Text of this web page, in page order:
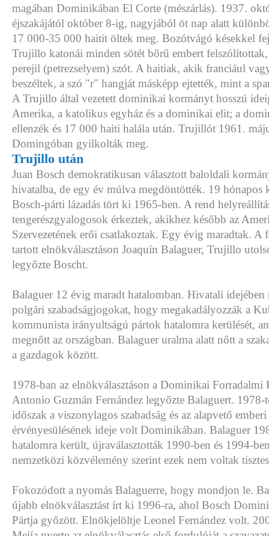
magában Dominikában El Corte (mészárlás). 1937.
éjszakájától október 8-ig, nagyjából öt nap alatt
17 000-35 000 haitit öltek meg. Bozótvágó késekkel
Trujillo katonái minden sötét bőrű embert
perejil (petrezselyem) szót. A haitiak, akik franciául
beszéltek, a szó "r" hangját másképp ejtették, mint a
A Trujillo által vezetett dominikai kormányt hosszú
Amerika, a katolikus egyház és a dominikai elit; a
ellenzék és 17 000 haiti halála után. Trujillót 1961.
Domingóban gyilkolták meg.
Trujillo után
Juan Bosch demokratikusan választott baloldali
hivatalba, de egy év múlva megdöntötték. 19 hónapos
Bosch-párti lázadás tört ki 1965-ben. A rend
tengerészgyalogosok érkeztek, akikhez később az
Szervezetének erői csatlakoztak. Egy évig maradtak. A
tartott elnökválasztáson Joaquín Balaguer, Trujillo
legyőzte Boscht.
Balaguer 12 évig maradt hatalomban. Hivatali idejében
polgári szabadságjogokat, hogy megakadályozzák a
kommunista irányultságú pártok hatalomra kerülését,
megnőtt az országban. Balaguer uralma alatt nőtt a
a gazdagok között.
1978-ban az elnökválasztáson a Dominikai Forradalmi
Antonio Guzmán Fernández legyőzte Balaguert.
időszak a viszonylagos szabadság és az alapvető
érvényesülésének ideje volt Dominikában. Balaguer
hatalomra került, újraválasztották 1990-ben és 1994-
nemzetközi közvélemény szerint ezek nem voltak
Fokozódott a nyomás Balaguerre, hogy mondjon le.
újabb elnökválasztást írt ki 1996-ra, ahol Bosch
Pártja győzött. Elnökjelöltje Leonel Fernández volt.